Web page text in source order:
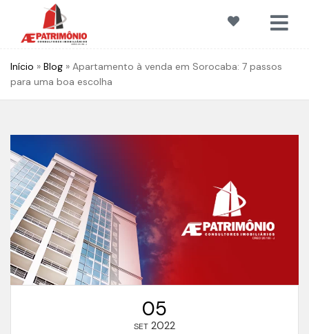
Início » Blog » Apartamento à venda em Sorocaba: 7 passos
para uma boa escolha
05
SET 2022